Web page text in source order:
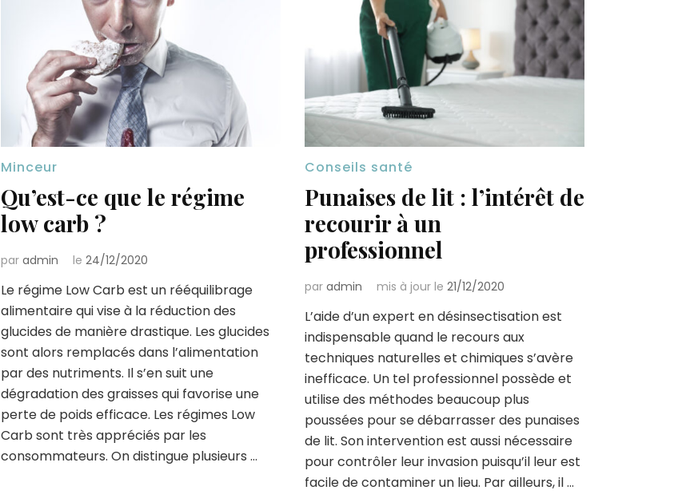
Minceur
Qu’est-ce que le régime
low carb ?
par admin le 24/12/2020
Le régime Low Carb est un rééquilibrage
alimentaire qui vise à la réduction des
glucides de manière drastique. Les glucides
sont alors remplacés dans l’alimentation
par des nutriments. Il s’en suit une
dégradation des graisses qui favorise une
perte de poids efficace. Les régimes Low
Carb sont très appréciés par les
consommateurs. On distingue plusieurs …
Conseils santé
Punaises de lit : l’intérêt de
recourir à un
professionnel
par admin mis à jour le 21/12/2020
L’aide d’un expert en désinsectisation est
indispensable quand le recours aux
techniques naturelles et chimiques s’avère
inefficace. Un tel professionnel possède et
utilise des méthodes beaucoup plus
poussées pour se débarrasser des punaises
de lit. Son intervention est aussi nécessaire
pour contrôler leur invasion puisqu’il leur est
facile de contaminer un lieu. Par ailleurs, il …